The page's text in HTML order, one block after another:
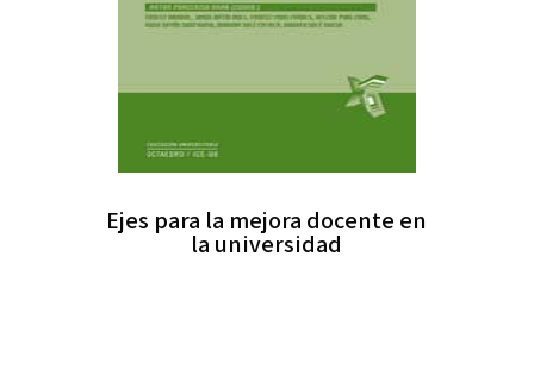
Ejes para la mejora docente en
la universidad